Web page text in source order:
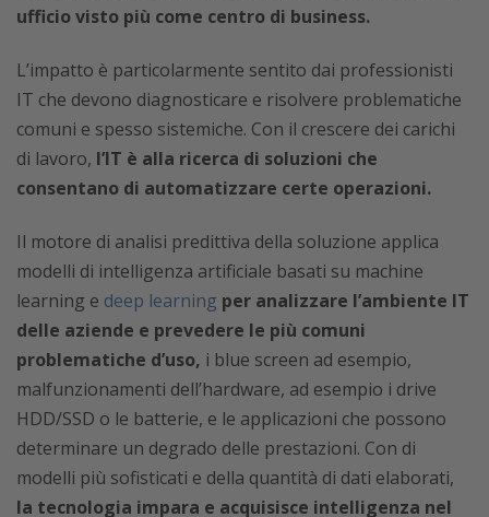
ufficio visto più come centro di business.
L’impatto è particolarmente sentito dai professionisti
IT che devono diagnosticare e risolvere problematiche
comuni e spesso sistemiche. Con il crescere dei carichi
di lavoro, l’IT è alla ricerca di soluzioni che
consentano di automatizzare certe operazioni.
Il motore di analisi predittiva della soluzione applica
modelli di intelligenza artificiale basati su machine
learning e deep learning per analizzare l’ambiente IT
delle aziende e prevedere le più comuni
problematiche d’uso, i blue screen ad esempio,
malfunzionamenti dell’hardware, ad esempio i drive
HDD/SSD o le batterie, e le applicazioni che possono
determinare un degrado delle prestazioni. Con di
modelli più sofisticati e della quantità di dati elaborati,
la tecnologia impara e acquisisce intelligenza nel